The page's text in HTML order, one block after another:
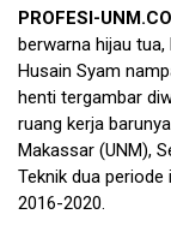
PROFESI-
berwarna hijau
Husain Syam
henti tergambar
ruang kerja
Makassar (UNM),
Teknik dua periode
2016-2020.